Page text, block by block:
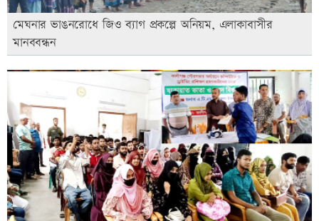
মেঘনার ভাঙনরোধে জিও ব্যাগ প্রকল্পে অনিয়ম, এলাকাবাসীর
মানববন্ধন